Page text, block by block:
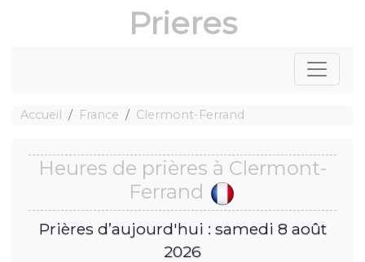
Prieres
Accueil France Clermont-Ferrand
Heures de prières à Clermont-
Ferrand
Prières d’aujourd'hui : samedi 8 août
2026